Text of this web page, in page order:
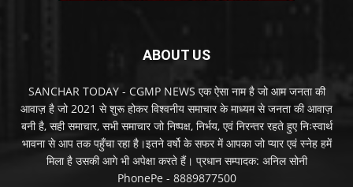
ABOUT US
SANCHAR TODAY - CGMP NEWS एक ऐसा नाम है जो आम जनता की
आवाज़ है जो 2021 से शुरू होकर विश्वनीय समाचार के माध्यम से जनता की आवाज़
बनी है, सही समाचार, सभी समाचार जो निष्पक्ष, निर्भय, एवं निरन्तर रहते हुए निःस्वार्थ
भावना से आप तक पहुँचा रहा है।इतने वर्षो के सफर में आपका जो प्यार एवं स्नेह हमें
मिला है उसकी आगे भी अपेक्षा करते हैं। प्रधान सम्पादक: अनिल सोनी
PhonePe - 8889877500